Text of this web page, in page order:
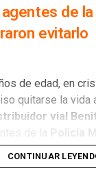
de
evitarlo
de edad, en
quitarse la vida
vial
minutos
CONTINUAR